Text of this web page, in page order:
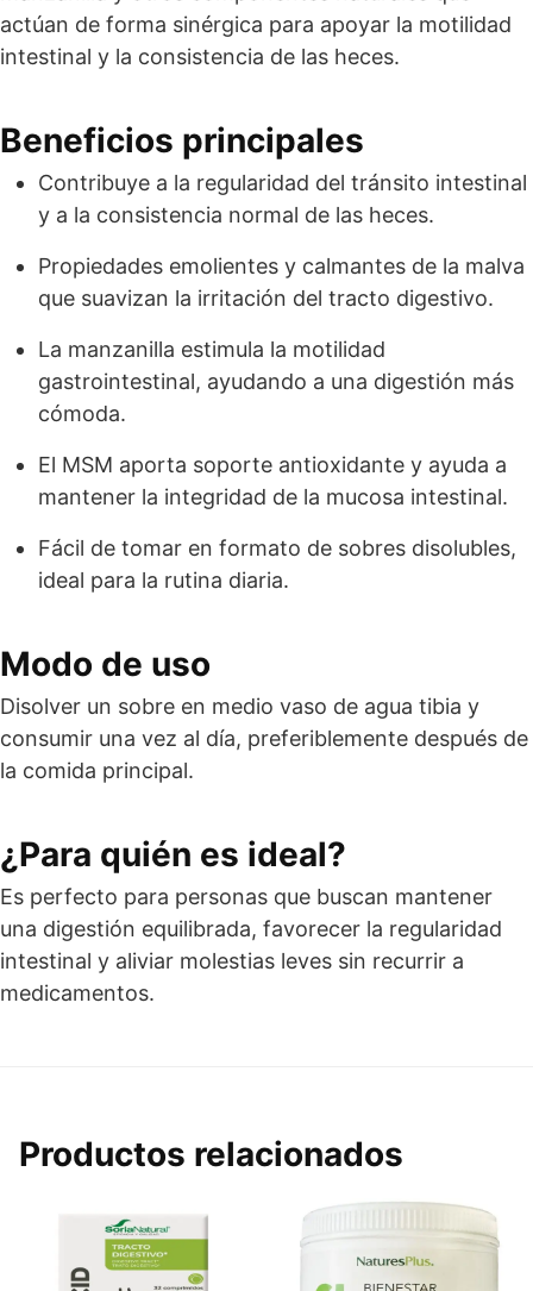
actúan de forma sinérgica para apoyar la motilidad
intestinal y la consistencia de las heces.
Beneficios principales
Contribuye a la regularidad del tránsito intestinal
y a la consistencia normal de las heces.
Propiedades emolientes y calmantes de la malva
que suavizan la irritación del tracto digestivo.
La manzanilla estimula la motilidad
gastrointestinal, ayudando a una digestión más
cómoda.
El MSM aporta soporte antioxidante y ayuda a
mantener la integridad de la mucosa intestinal.
Fácil de tomar en formato de sobres disolubles,
ideal para la rutina diaria.
Modo de uso
Disolver un sobre en medio vaso de agua tibia y
consumir una vez al día, preferiblemente después de
la comida principal.
¿Para quién es ideal?
Es perfecto para personas que buscan mantener
una digestión equilibrada, favorecer la regularidad
intestinal y aliviar molestias leves sin recurrir a
medicamentos.
Productos relacionados